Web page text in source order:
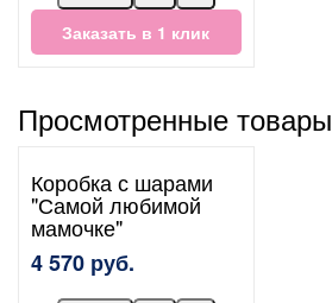
Заказать в 1 клик
Просмотренные товары
Коробка с шарами
"Самой любимой
мамочке"
4 570 руб.